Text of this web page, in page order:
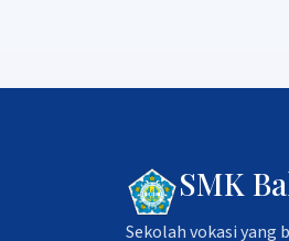
SMK
Sekolah vokasi yang